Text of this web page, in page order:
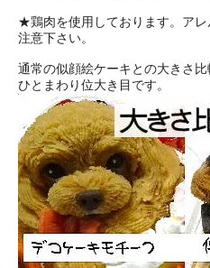
★鶏肉を使用しております。ア
注意下さい。
通常の似顔絵ケーキとの大きさ比
ひとまわり位大き目です。